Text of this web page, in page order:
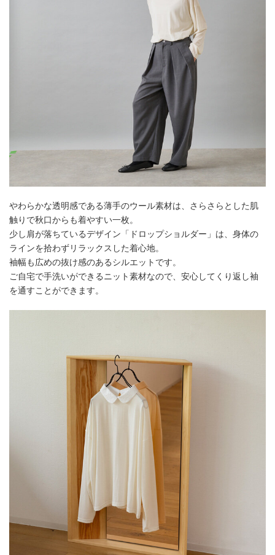
やわらかな透明感である薄手のウール素材は、さらさらとした肌
触りで秋口からも着やすい一枚。
少し肩が落ちているデザイン「ドロップショルダー」は、身体の
ラインを拾わずリラックスした着心地。
袖幅も広めの抜け感のあるシルエットです。
ご自宅で手洗いができるニット素材なので、安心してくり返し袖
を通すことができます。